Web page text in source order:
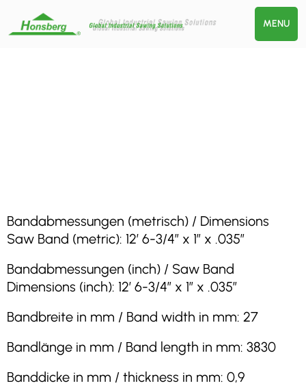
MENU
Bandabmessungen (metrisch) / Dimensions
Saw Band (metric): 12′ 6-3/4″ x 1″ x .035″
Bandabmessungen (inch) / Saw Band
Dimensions (inch): 12′ 6-3/4″ x 1″ x .035″
Bandbreite in mm / Band width in mm: 27
Bandlänge in mm / Band length in mm: 3830
Banddicke in mm / thickness in mm: 0,9